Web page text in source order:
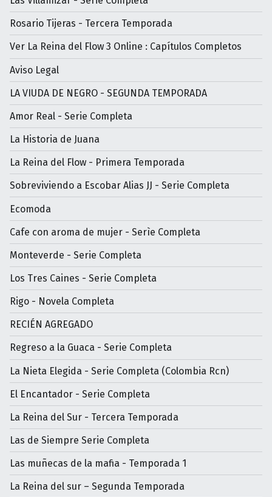
Rosario Tijeras - Tercera Temporada
Ver La Reina del Flow 3 Online : Capítulos Completos
Aviso Legal
LA VIUDA DE NEGRO - SEGUNDA TEMPORADA
Amor Real - Serie Completa
La Historia de Juana
La Reina del Flow - Primera Temporada
Sobreviviendo a Escobar Alias JJ - Serie Completa
Ecomoda
Cafe con aroma de mujer - Serìe Completa
Monteverde - Serie Completa
Los Tres Caines - Serie Completa
Rigo - Novela Completa
RECIÉN AGREGADO
Regreso a la Guaca - Serie Completa
La Nieta Elegida - Serie Completa (Colombia Rcn)
El Encantador - Serie Completa
La Reina del Sur - Tercera Temporada
Las de Siempre Serie Completa
Las muñecas de la mafia - Temporada 1
La Reina del sur – Segunda Temporada